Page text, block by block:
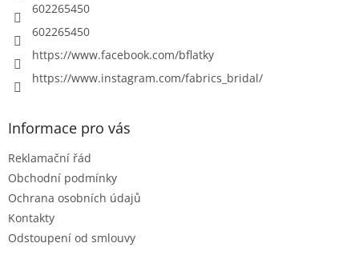
602265450
602265450
https://www.facebook.com/bflatky
https://www.instagram.com/fabrics_bridal/
Informace pro vás
Reklamační řád
Obchodní podmínky
Ochrana osobních údajů
Kontakty
Odstoupení od smlouvy